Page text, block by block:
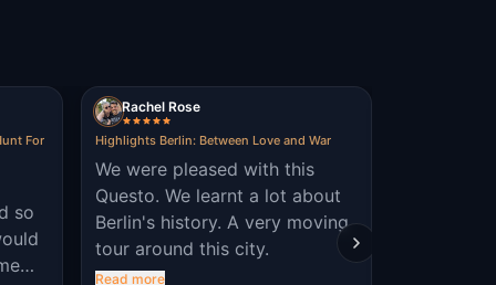
For
so
Rachel Rose
Highlights Berlin: Between Love and War
We were pleased with this
Questo. We learnt a lot about
Berlin's history. A very moving
tour around this city.
Read more